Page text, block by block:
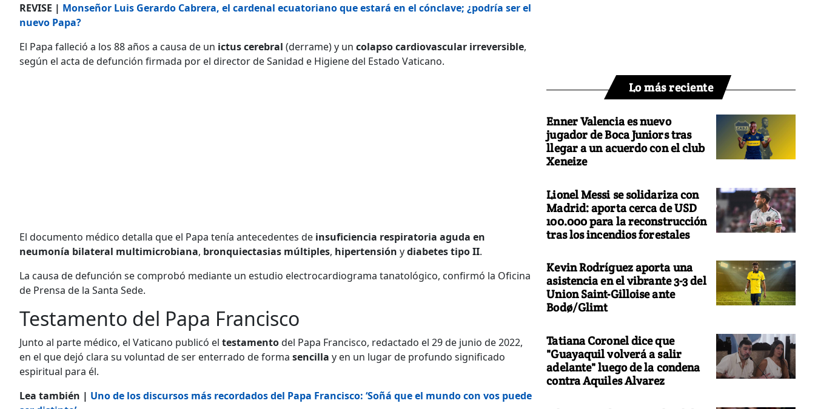
REVISE | Monseñor Luis Gerardo Cabrera, el cardenal ecuatoriano que estará en el cónclave; ¿podría ser el
nuevo Papa?
El Papa falleció a los 88 años a causa de un ictus cerebral (derrame) y un colapso cardiovascular irreversible,
según el acta de defunción firmada por el director de Sanidad e Higiene del Estado Vaticano.
El documento médico detalla que el Papa tenía antecedentes de insuficiencia respiratoria aguda en
neumonía bilateral multimicrobiana, bronquiectasias múltiples, hipertensión ydiabetes tipo II.
La causa de defunción se comprobó mediante un estudio electrocardiograma tanatológico, confirmó la Oficina
de Prensa de la Santa Sede.
Testamento del Papa Francisco
Junto al parte médico, el Vaticano publicó el testamentodel Papa Francisco, redactado el 29 de junio de 2022,
en el que dejó clara su voluntad de ser enterrado de forma sencilla y en un lugar de profundo significado
espiritual para él.
Lea también | Uno de los discursos más recordados del Papa Francisco: ‘Soñá que el mundo con vos puede
Lo más reciente
Enner Valencia es nuevo
jugador de Boca Juniors tras
llegar a un acuerdo con el club
Xeneize
Lionel Messi se solidariza con
Madrid: aporta cerca de USD
100.000 para la reconstrucción
tras los incendios forestales
Kevin Rodríguez aporta una
asistencia en el vibrante 3-3 del
Union Saint-Gilloise ante
Bodø/Glimt
Tatiana Coronel dice que
"Guayaquil volverá a salir
adelante" luego de la condena
contra Aquiles Alvarez